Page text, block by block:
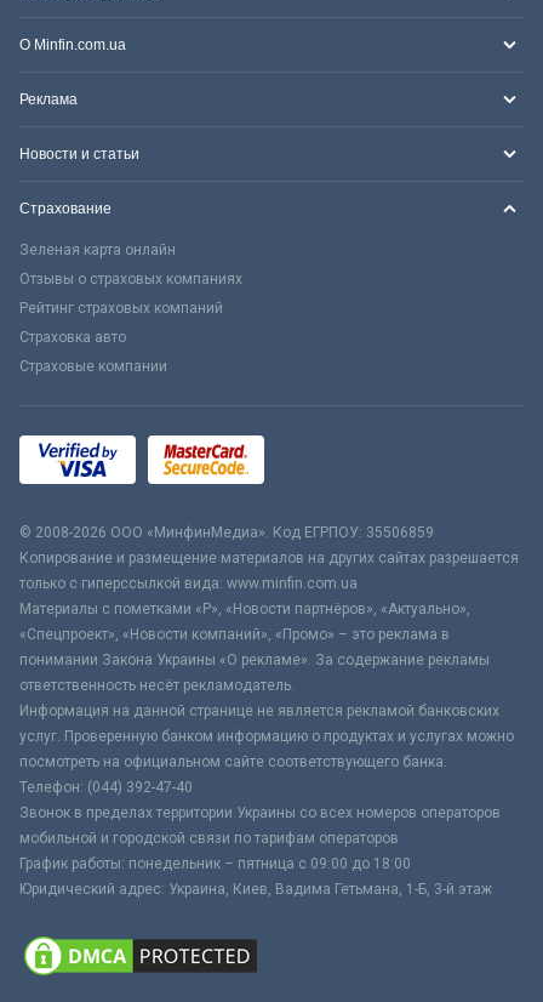
О Minfin.com.ua
Реклама
Новости и статьи
Страхование
Зеленая карта онлайн
Отзывы о страховых компаниях
Рейтинг страховых компаний
Страховка авто
Страховые компании
© 2008-2026 ООО «МинфинМедиа». Код ЕГРПОУ: 35506859
Копирование и размещение материалов на других сайтах разрешается
только с гиперссылкой вида: www.minfin.com.ua
Материалы с пометками «Р», «Новости партнёров», «Актуально»,
«Спецпроект», «Новости компаний», «Промо» – это реклама в
понимании Закона Украины «О рекламе». За содержание рекламы
ответственность несёт рекламодатель.
Информация на данной странице не является рекламой банковских
услуг. Проверенную банком информацию о продуктах и услугах можно
посмотреть на официальном сайте соответствующего банка.
Телефон: (044) 392-47-40
Звонок в пределах территории Украины со всех номеров операторов
мобильной и городской связи по тарифам операторов
График работы: понедельник – пятница с 09:00 до 18:00
Юридический адрес: Украина, Киев, Вадима Гетьмана, 1-Б, 3-й этаж